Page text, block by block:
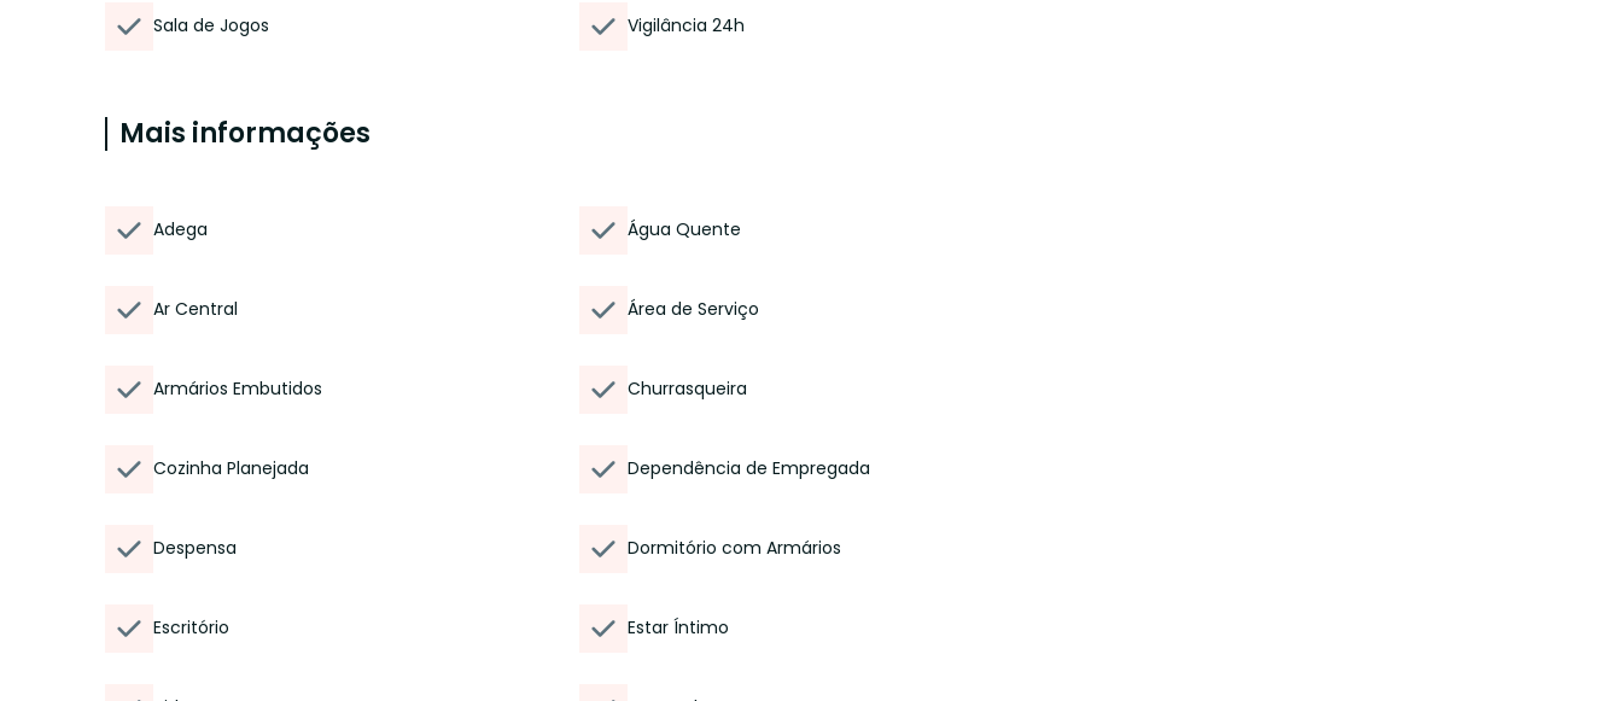
Sala de Jogos Vigilância 24h
Mais informações
Adega Água Quente
Ar Central Área de Serviço
Armários Embutidos Churrasqueira
Cozinha Planejada Dependência de Empregada
Despensa Dormitório com Armários
Escritório Estar Íntimo